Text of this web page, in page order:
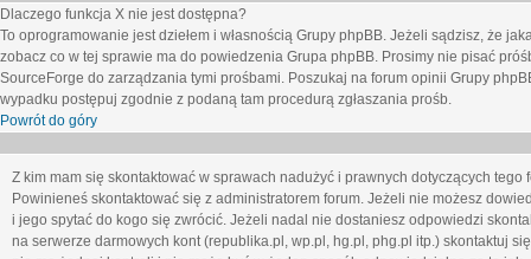
Dlaczego funkcja X nie jest dostępna?
To oprogramowanie jest dziełem i własnością Grupy phpBB. Jeżeli sądzisz, że
zobacz co w tej sprawie ma do powiedzenia Grupa phpBB. Prosimy nie pisać
SourceForge do zarządzania tymi prośbami. Poszukaj na forum opinii Grupy
wypadku postępuj zgodnie z podaną tam procedurą zgłaszania prośb.
Powrót do góry
Z kim mam się skontaktować w sprawach nadużyć i prawnych dotyczących tego
Powinieneś skontaktować się z administratorem forum. Jeżeli nie możesz
i jego spytać do kogo się zwrócić. Jeżeli nadal nie dostaniesz odpowiedzi
na serwerze darmowych kont (republika.pl, wp.pl, hg.pl, phg.pl itp.) skontaktuj